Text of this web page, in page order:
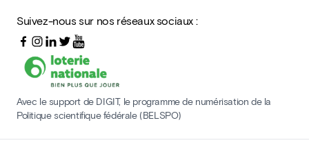
Suivez-nous sur nos réseaux sociaux :
Avec le support de DIGIT, le programme de numérisation de la
Politique scientifique fédérale (BELSPO)